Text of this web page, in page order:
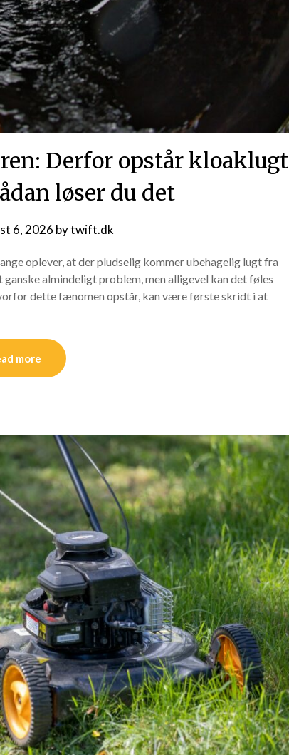
Derfor opstår kloaklugt
løser du det
6, 2026 bytwift.dk
oplever, at der pludselig kommer ubehagelig lugt fra
almindeligt problem, men alligevel kan det føles
dette fænomen opstår, kan være første skridt i at
more